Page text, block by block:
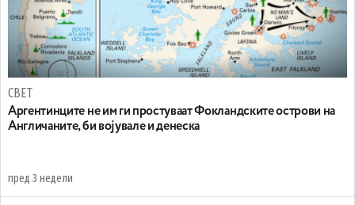
СВЕТ
Аргентинците не им ги простуваат Фокландските острови на
Англичаните, би војувале и денеска
пред 3 недели